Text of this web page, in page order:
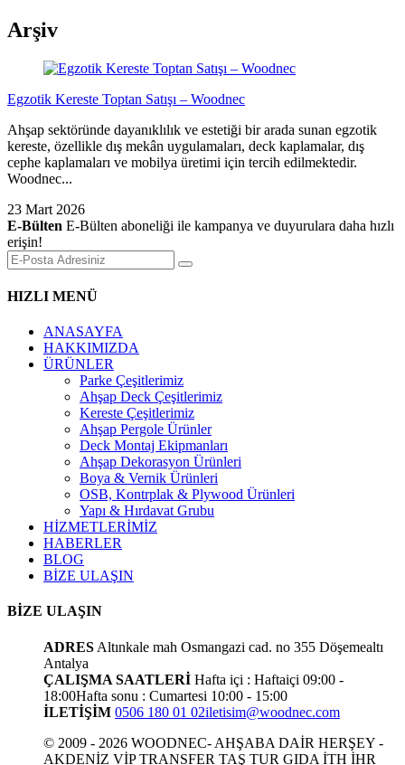
Arşiv
Egzotik Kereste Toptan Satışı – Woodnec
Ahşap sektöründe dayanıklılık ve estetiği bir arada sunan egzotik
kereste, özellikle dış mekân uygulamaları, deck kaplamalar, dış
cephe kaplamaları ve mobilya üretimi için tercih edilmektedir.
Woodnec...
23 Mart 2026
E-Bülten E-Bülten aboneliği ile kampanya ve duyurulara daha hızlı
erişin!
HIZLI MENÜ
ANASAYFA
HAKKIMIZDA
ÜRÜNLER
Parke Çeşitlerimiz
Ahşap Deck Çeşitlerimiz
Kereste Çeşitlerimiz
Ahşap Pergole Ürünler
Deck Montaj Ekipmanları
Ahşap Dekorasyon Ürünleri
Boya & Vernik Ürünleri
OSB, Kontrplak & Plywood Ürünleri
Yapı & Hırdavat Grubu
HİZMETLERİMİZ
HABERLER
BLOG
BİZE ULAŞIN
BİZE ULAŞIN
ADRES Altınkale mah Osmangazi cad. no 355 Döşemealtı
Antalya
ÇALIŞMA SAATLERİ Hafta içi : Haftaiçi 09:00 -
18:00Hafta sonu : Cumartesi 10:00 - 15:00
İLETİŞİM 0506 180 01 02iletisim@woodnec.com
© 2009 - 2026 WOODNEC- AHŞABA DAİR HERŞEY -
AKDENİZ VİP TRANSFER TAŞ TUR GIDA İTH İHR